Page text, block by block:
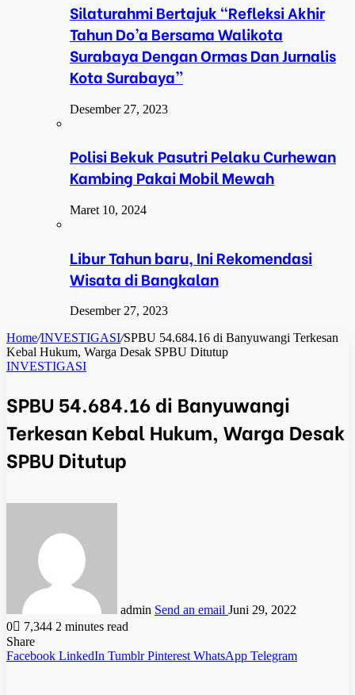
Silaturahmi Bertajuk “Refleksi Akhir
Tahun Do’a Bersama Walikota
Surabaya Dengan Ormas Dan Jurnalis
Kota Surabaya”
Desember 27, 2023
Polisi Bekuk Pasutri Pelaku Curhewan
Kambing Pakai Mobil Mewah
Maret 10, 2024
Libur Tahun baru, Ini Rekomendasi
Wisata di Bangkalan
Desember 27, 2023
Home/INVESTIGASI/SPBU 54.684.16 di Banyuwangi Terkesan
Kebal Hukum, Warga Desak SPBU Ditutup
INVESTIGASI
SPBU 54.684.16 di Banyuwangi
Terkesan Kebal Hukum, Warga Desak
SPBU Ditutup
admin Send an email Juni 29, 2022
0
7,344 2 minutes read
Share
Facebook LinkedIn Tumblr Pinterest WhatsApp Telegram